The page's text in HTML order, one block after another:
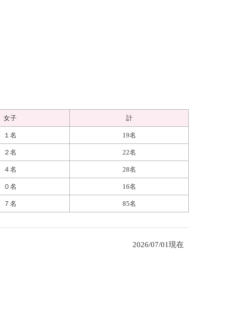
女子 計
１名 19名
２名 22名
４名 28名
０名 16名
７名 85名
2026/07/01現在